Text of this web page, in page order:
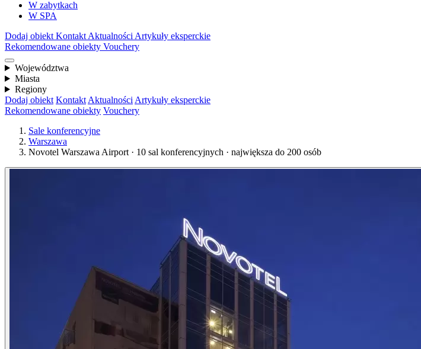
W zabytkach
W SPA
Dodaj obiekt Kontakt Aktualności Artykuły eksperckie
Rekomendowane obiekty Vouchery
Województwa
Miasta
Regiony
Dodaj obiekt Kontakt Aktualności Artykuły eksperckie
Rekomendowane obiekty Vouchery
Sale konferencyjne
Warszawa
Novotel Warszawa Airport · 10 sal konferencyjnych · największa do 200 osób